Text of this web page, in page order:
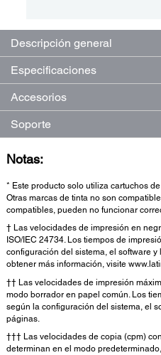
Descripción general
Especificaciones
Accesorios
Soporte
Notas:
* Este producto solo utiliza cartuchos
Otras marcas de tinta no son
compatibles, pueden no funcionar
† Las velocidades de impresión en
ISO/IEC 24734. Los tiempos de
configuración del sistema, el software
obtener más información, visite
†† Las velocidades de impresión
modo borrador en papel común. Los
según la configuración del sistema, el
páginas.
††† Las velocidades de copia (cpm)
determinan en el modo